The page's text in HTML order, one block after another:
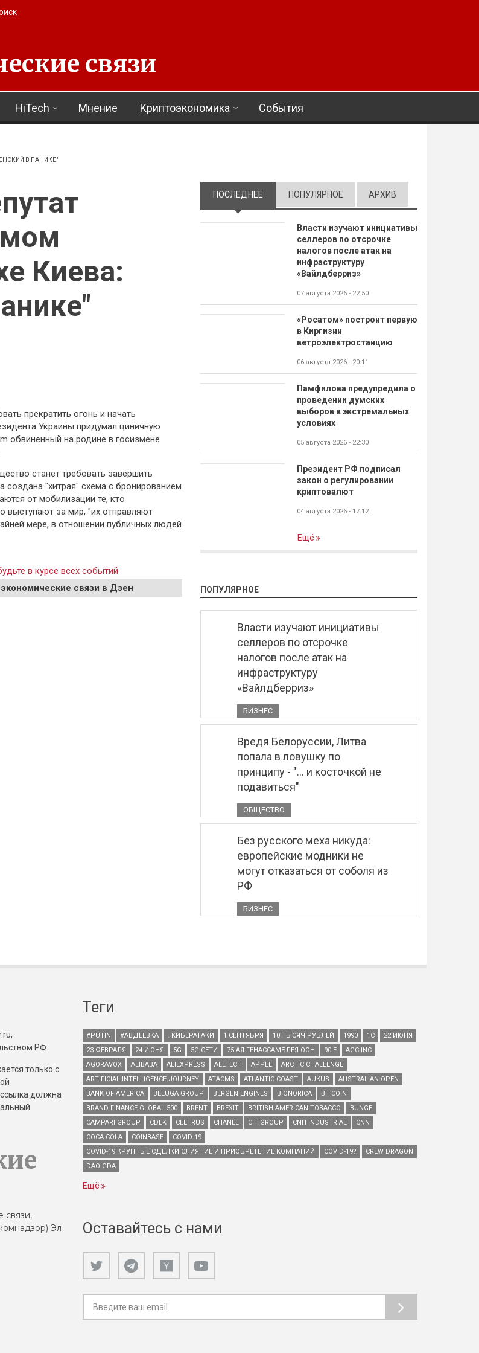
связи
HiTech Мнение Криптоэкономика События
В ПАНИКЕ"
Киева:
прекратить огонь и начать
Украины придумал циничную
обвиненный на родине в госизмене
станет требовать завершить
"хитрая" схема с бронированием
от мобилизации те, кто
выступают за мир, "их отправляют
мере, в отношении публичных людей
в курсе всех событий
связи в Дзен
ПОСЛЕДНЕЕ (АКТИВНАЯ ВКЛАДКА)
ПОПУЛЯРНОЕ АРХИВ
Власти изучают инициативы
селлеров по отсрочке
налогов после атак на
инфраструктуру
«Вайлдберриз»
07 августа 2026 - 22:50
«Росатом» построит первую
в Киргизии
ветроэлектростанцию
06 августа 2026 - 20:11
Памфилова предупредила о
проведении думских
выборов в экстремальных
условиях
05 августа 2026 - 22:30
Президент РФ подписал
закон о регулировании
криптовалют
04 августа 2026 - 17:12
Ещё
ПОПУЛЯРНОЕ
Власти изучают инициативы
селлеров по отсрочке
налогов после атак на
инфраструктуру
«Вайлдберриз»
БИЗНЕС
Вредя Белоруссии, Литва
попала в ловушку по
принципу - "... и косточкой не
подавиться"
ОБЩЕСТВО
Без русского меха никуда:
европейские модники не
могут отказаться от соболя из
РФ
БИЗНЕС
РФ.
только с
должна
связи,
Эл
Теги
#PUTIN #АВДЕЕВКА . КИБЕРАТАКИ 1 СЕНТЯБРЯ 10 ТЫСЯЧ РУБЛЕЙ 1990 1С
22 ИЮНЯ
23 ФЕВРАЛЯ
24 ИЮНЯ 5G 5G-СЕТИ 75-АЯ ГЕНАССАМБЛЕЯ ООН 90-Е
AGC INC
AGORAVOX
ALIBABA ALIEXPRESS ALLTECH APPLE
ARCTIC CHALLENGE
ARTIFICIAL INTELLIGENCE JOURNEY
ATACMS ATLANTIC COAST AUKUS
AUSTRALIAN OPEN
BANK OF AMERICA
BELUGA GROUP BERGEN ENGINES BIONORICA
BITCOIN
BRAND FINANCE GLOBAL 500
BRENT BREXIT BRITISH AMERICAN TOBACCO
BUNGE
CAMPARI GROUP
CDEK CEETRUS CHANEL CITIGROUP CNH INDUSTRIAL
CNN
COCA-COLA
COINBASE
COVID-19
COVID-19 КРУПНЫЕ СДЕЛКИ СЛИЯНИЕ И ПРИОБРЕТЕНИЕ КОМПАНИЙ
COVID-19?
CREW DRAGON
DAO GDA
Ещё
Оставайтесь с нами